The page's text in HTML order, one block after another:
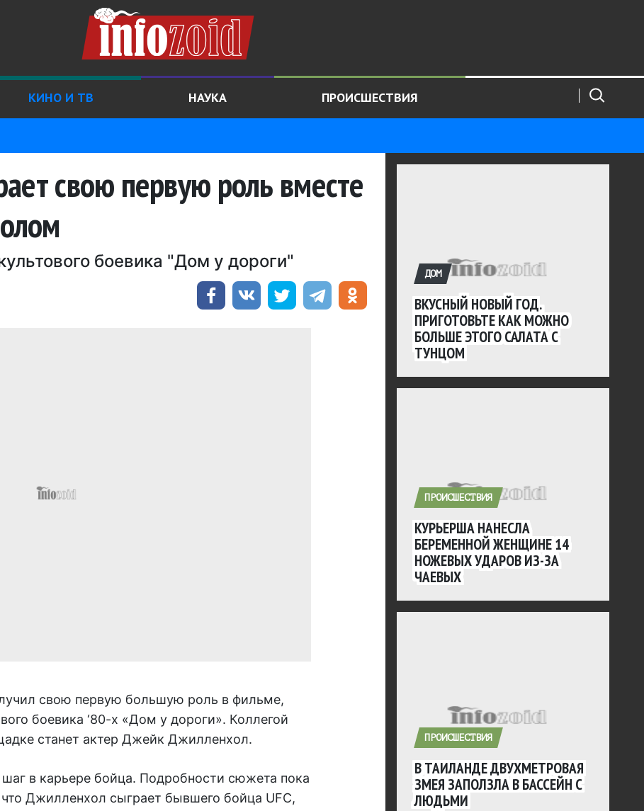
КИНО И ТВ НАУКА ПРОИСШЕСТВИЯ
свою первую роль вместе
боевика "Дом у дороги"
свою первую большую роль в фильме,
боевика ‘80-х «Дом у дороги». Коллегой
станет актер Джейк Джилленхол.
в карьере бойца. Подробности сюжета пока
Джилленхол сыграет бывшего бойца UFC,
ДОМ
ВКУСНЫЙ НОВЫЙ ГОД.
ПРИГОТОВЬТЕ КАК МОЖНО
БОЛЬШЕ ЭТОГО САЛАТА С
ТУНЦОМ
ПРОИСШЕСТВИЯ
КУРЬЕРША НАНЕСЛА
БЕРЕМЕННОЙ ЖЕНЩИНЕ 14
НОЖЕВЫХ УДАРОВ ИЗ-ЗА
ЧАЕВЫХ
ПРОИСШЕСТВИЯ
В ТАИЛАНДЕ ДВУХМЕТРОВАЯ
ЗМЕЯ ЗАПОЛЗЛА В БАССЕЙН С
ЛЮДЬМИ